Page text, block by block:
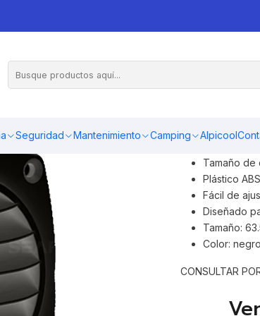
Seguridad Mantenimiento Camping Alpicool
para el uso de
Tamaño
Plástico
Fácil de
Diseñado
Tamaño:
Color: negro
CONSULTAR